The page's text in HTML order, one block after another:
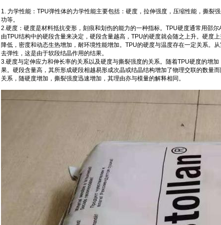
1. 力学性能：TPU弹性体的力学性能主要包括：硬度，拉伸强度，压缩性能，撕
功等。
2.硬度：硬度是材料抵抗变形，刻痕和划伤的能力的一种指标。TPU硬度通常用邵
由TPU结构中的硬段含量来决定，硬段含量越高，TPU的硬度就会随之上升。硬度
降低，密度和动态生热增加，耐环境性能增加。TPU的硬度与温度存在一定关系
去弹性，这是由于软段结晶作用的结果。
3.硬度与定伸应力和伸长率的关系以及硬度与撕裂强度的关系。随着TPU硬度的增
果。硬段含量高，其所形成硬段相越易形成次晶或结晶结构增加了物理交联的数量
关系，随硬度增加，撕裂强度迅速增加，其理由亦与模量的解释相同。